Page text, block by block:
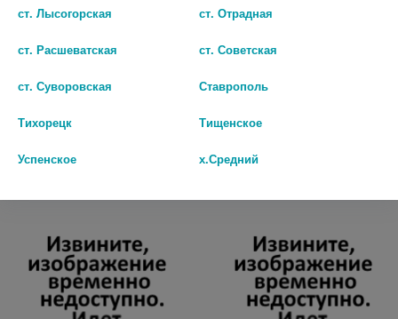
В КОРЗИНУ
ст. Лысогорская ст. Отрадная
ст. Расшеватская ст. Советская
ст. Суворовская Ставрополь
Тихорецк Тищенское
Успенское х.Средний